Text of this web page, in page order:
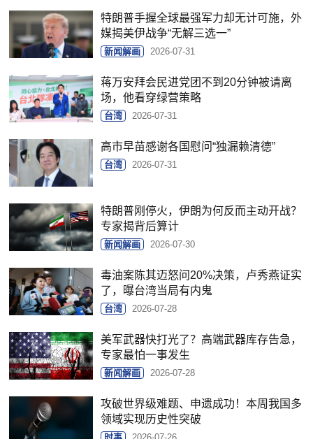
特朗普手握全球最强军力却无计可施，外
媒揭美伊战争“无解三选一”
新闻解画 2026-07-31
蒋万安拜会民进党团不到20分钟被请离
场，他看穿绿营策略
台湾 2026-07-31
高市早苗感谢各国慰问“独漏赖清德”
台湾 2026-07-31
特朗普刚停火，伊朗为何反而主动开战？
专家揭背后算计
新闻解画 2026-07-30
毒油案陈其迈怒问20%决策，卢秀燕证实
了，曝台湾当局有内鬼
台湾 2026-07-28
美军武器快打光了？高端武器库存告急，
专家最怕一事发生
新闻解画 2026-07-28
攻破世界级难题、申遗成功！本周我国多
领域实现历史性突破